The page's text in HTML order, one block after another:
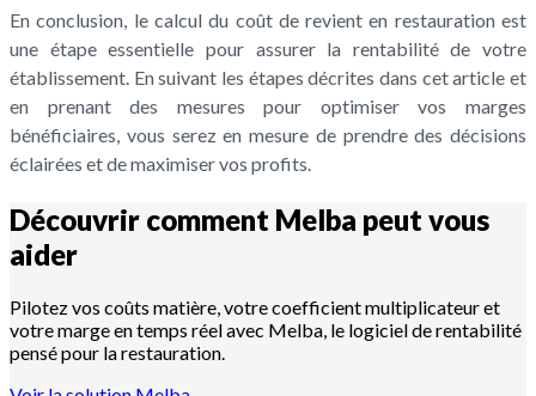
En conclusion, le calcul du coût de revient en restauration est
une étape essentielle pour assurer la rentabilité de votre
établissement. En suivant les étapes décrites dans cet article et
en prenant des mesures pour optimiser vos marges
bénéficiaires, vous serez en mesure de prendre des décisions
éclairées et de maximiser vos profits.
Découvrir comment Melba peut vous
aider
Pilotez vos coûts matière, votre coefficient multiplicateur et
votre marge en temps réel avec Melba, le logiciel de rentabilité
pensé pour la restauration.